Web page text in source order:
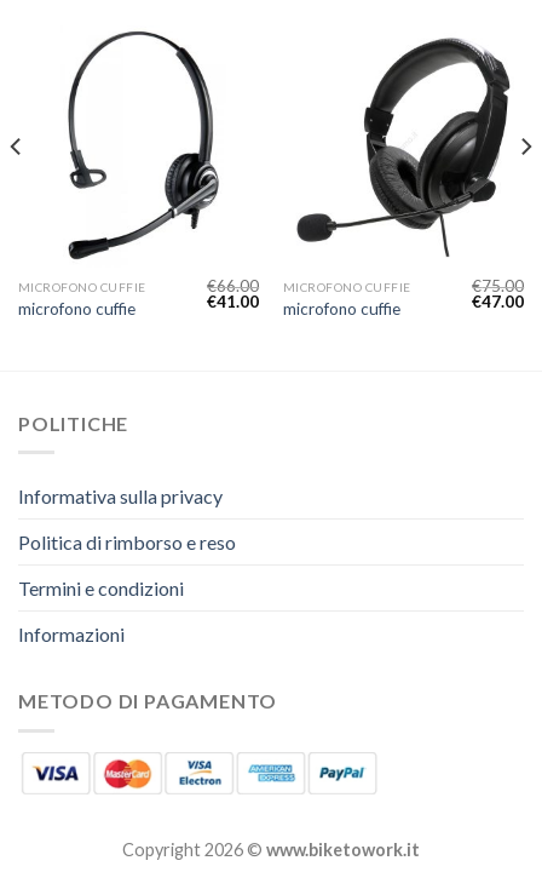
MICROFONO CUFFIE
microfono cuffie
€66.00
€41.00
MICROFONO CUFFIE
microfono cuffie
€75.00
€47.00
POLITICHE
Informativa sulla privacy
Politica di rimborso e reso
Termini e condizioni
Informazioni
METODO DI PAGAMENTO
Copyright 2026 © www.biketowork.it